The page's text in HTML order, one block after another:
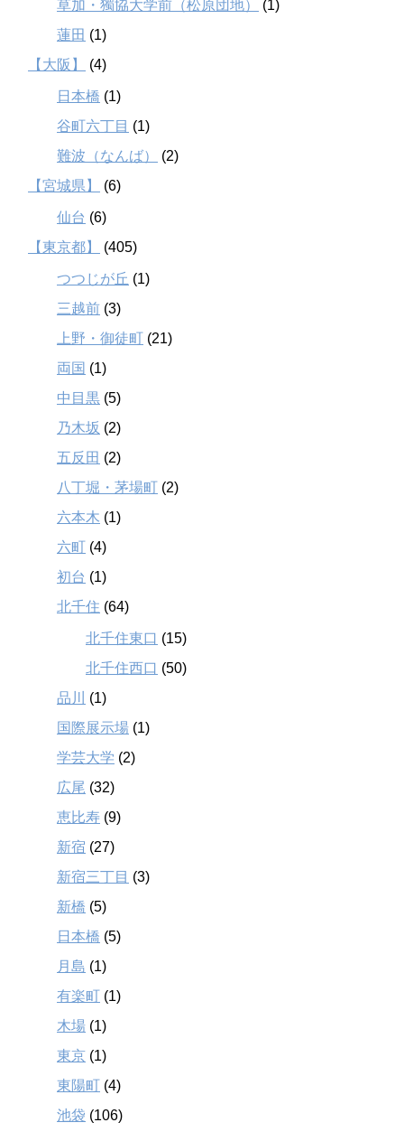
草加・獨協大学前（松原団地）
(1)
蓮田 (1)
【大阪】
(4)
日本橋 (1)
谷町六丁目 (1)
難波（なんば）
(2)
【宮城県】
(6)
仙台 (6)
【東京都】
(405)
つつじが丘 (1)
三越前 (3)
上野・御徒町 (21)
両国 (1)
中目黒 (5)
乃木坂 (2)
五反田 (2)
八丁堀・茅場町 (2)
六本木 (1)
六町 (4)
初台 (1)
北千住 (64)
北千住東口 (15)
北千住西口 (50)
品川
(1)
国際展示場 (1)
学芸大学 (2)
広尾 (32)
恵比寿 (9)
新宿 (27)
新宿三丁目 (3)
新橋 (5)
日本橋 (5)
月島 (1)
有楽町 (1)
木場 (1)
東京 (1)
東陽町 (4)
池袋 (106)